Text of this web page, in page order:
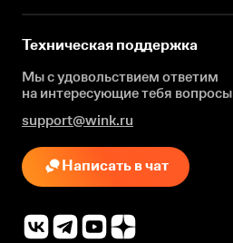
Техническая поддержка
Мы с удовольствием ответим
на интересующиетебя вопросы
support@wink.ru
Написать в чат